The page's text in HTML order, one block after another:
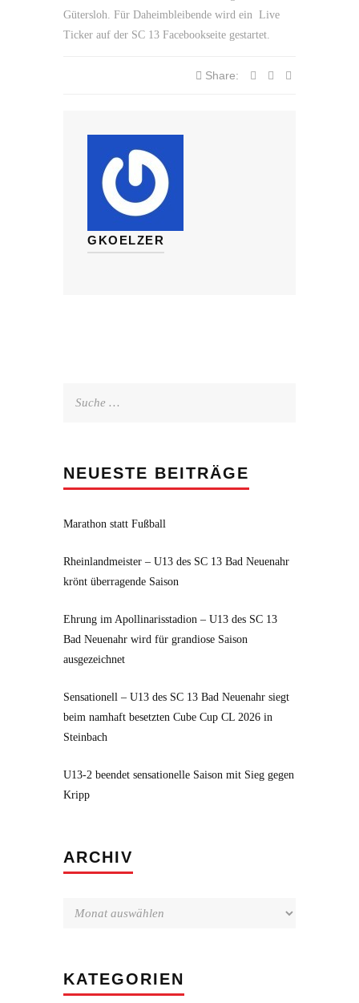
Gütersloh. Für Daheimbleibende wird ein Live
Ticker auf der SC 13 Facebookseite gestartet.
Share:
GKOELZER
NEUESTE BEITRÄGE
Marathon statt Fußball
Rheinlandmeister – U13 des SC 13 Bad Neuenahr
krönt überragende Saison
Ehrung im Apollinarisstadion – U13 des SC 13
Bad Neuenahr wird für grandiose Saison
ausgezeichnet
Sensationell – U13 des SC 13 Bad Neuenahr siegt
beim namhaft besetzten Cube Cup CL 2026 in
Steinbach
U13-2 beendet sensationelle Saison mit Sieg gegen
Kripp
ARCHIV
KATEGORIEN